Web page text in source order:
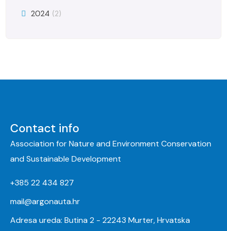
2024 (2)
Contact info
Association for Nature and Environment Conservation
and Sustainable Development
+385 22 434 827
mail@argonauta.hr
Adresa ureda: Butina 2 - 22243 Murter, Hrvatska